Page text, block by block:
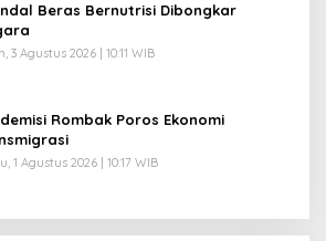
Beras Bernutrisi Dibongkar
3 Agustus 2026 | 10:11 WIB
Rombak Poros Ekonomi
1 Agustus 2026 | 10:17 WIB